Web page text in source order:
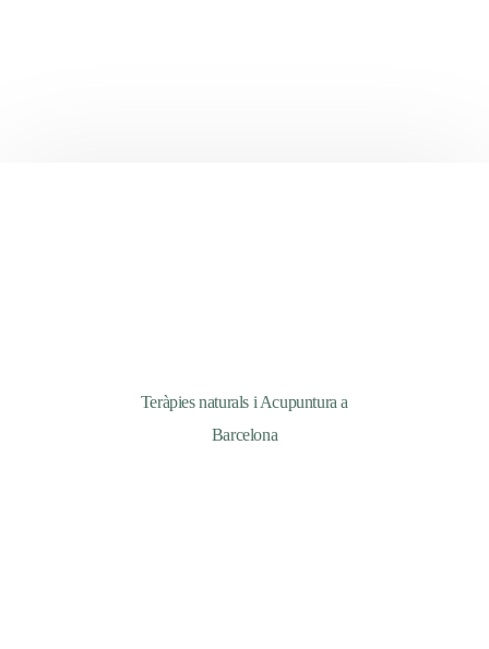
Teràpies naturals i Acupuntura a
Barcelona